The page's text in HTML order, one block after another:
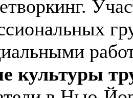
культуры